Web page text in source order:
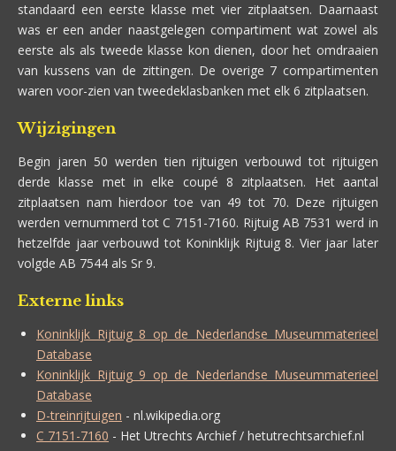
standaard een eerste klasse met vier zitplaatsen. Daarnaast
was er een ander naastgelegen compartiment wat zowel als
eerste als als tweede klasse kon dienen, door het omdraaien
van kussens van de zittingen. De overige 7 compartimenten
waren voor-zien van tweedeklasbanken met elk 6 zitplaatsen.
Wijzigingen
Begin jaren 50 werden tien rijtuigen verbouwd tot rijtuigen
derde klasse met in elke coupé 8 zitplaatsen. Het aantal
zitplaatsen nam hierdoor toe van 49 tot 70. Deze rijtuigen
werden vernummerd tot C 7151-7160. Rijtuig AB 7531 werd in
hetzelfde jaar verbouwd tot Koninklijk Rijtuig 8. Vier jaar later
volgde AB 7544 als Sr 9.
Externe links
Koninklijk Rijtuig 8 op de Nederlandse Museummaterieel
Database
Koninklijk Rijtuig 9 op de Nederlandse Museummaterieel
Database
D-treinrijtuigen - nl.wikipedia.org
C 7151-7160 - Het Utrechts Archief / hetutrechtsarchief.nl